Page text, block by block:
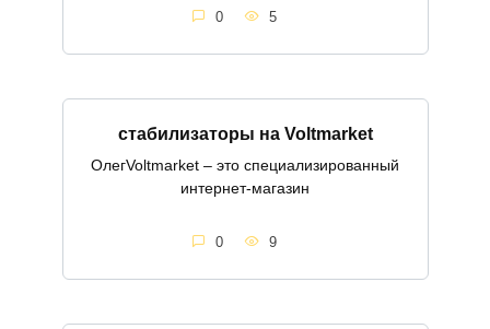
0 5
стабилизаторы на Voltmarket
ОлегVoltmarket – это специализированный
интернет-магазин
0 9